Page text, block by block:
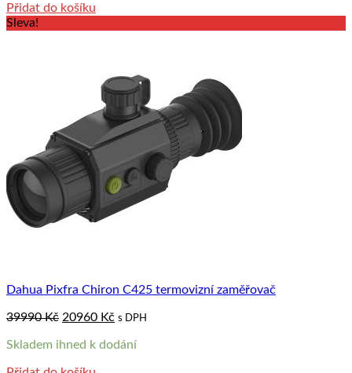
Přidat do košíku
Sleva!
Dahua Pixfra Chiron C425 termovizní zaměřovač
39990Kč Original
was:
20960 Kč Current
is:
s DPH
Skladem ihned k dodání